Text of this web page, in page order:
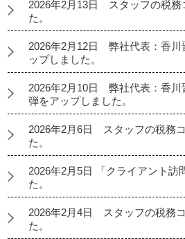
2026年2月13日 スタッフの税務
た。
2026年2月12日 弊社代表：香川
ップしました。
2026年2月10日 弊社代表：香川
弾をアップしました。
2026年2月6日 スタッフの税務
た。
2026年2月5日 「クライアント訪
た。
2026年2月4日 スタッフの税務
た。